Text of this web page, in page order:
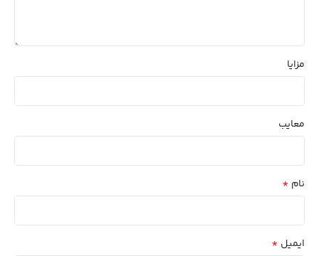
مزایا
معایب
نام *
ایمیل *